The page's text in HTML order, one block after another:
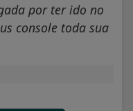
por ter ido no
console toda sua